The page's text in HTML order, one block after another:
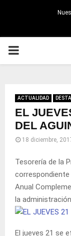
PRIMARY
ACTUALIDAD
EL
DEL
18 diciembre,
Tesorería de la
correspondiente
Anual
la
El jueves 21 se